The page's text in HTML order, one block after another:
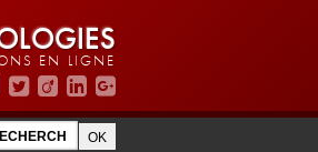
EN LIGNE